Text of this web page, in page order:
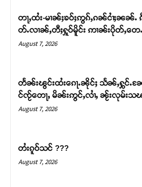
Support
တ်ႇ တူဝ်ႈလုမ်ႈၾႃႉၼၼ်ႉ ၶဝ်ႈႁူမ်
ဝ်ႇၽူႈတွႆႇႁွၵ်ႈ လႆႈယူႇၶႃႈ
တႃႇထႆး-မၢၼ်ႈၶဝ်ႈဢွၵ်ႇၵၼ်ငၢႆႈၼၼ်ႉ
တ်ႉလၢၼ်ႇတီႈႁူဝ်မိူင်း ဢၢၼ်းပိုတ်ႇတေႉ
August 7, 2026
တႅၼ်းၽွင်းထႆးၵေႃႉၼိုင်ႈ သႅၼ်ႇႁွင်ႉၼ
င်ၸႂ်တေႃႇ မိၼ်းဢွင်ႇလၢႆႇ ၼႂ်းလုမ်းသၽ
August 7, 2026
တႆးၵူဝ်သင် ???
August 7, 2026